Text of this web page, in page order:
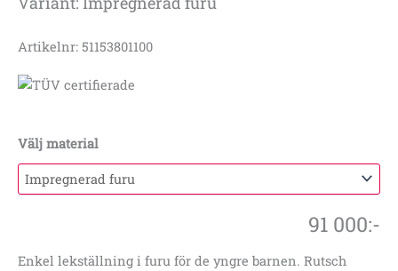
Artikelnr: 51153801100
Välj material
91 000:-
Enkel lekställning i furu för de yngre barnen. Rutsch